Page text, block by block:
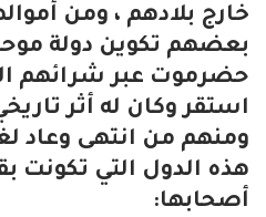
خارج بلادهم ، ومن
بعضهم تكوين دولة
حضرموت عبر شرائهم
استقر وكان له أثر
ومنهم من انتهى وعاد
هذه الدول التي تكونت
أصحابها: